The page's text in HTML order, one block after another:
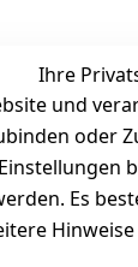
Ihre
und
Es